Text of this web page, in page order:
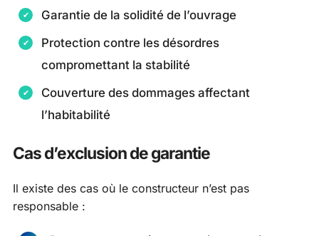
Garantie de la solidité de l’ouvrage
Protection contre les désordres
compromettant la stabilité
Couverture des dommages affectant
l’habitabilité
Cas d’exclusion de garantie
Il existe des cas où le constructeur n’est pas
responsable :